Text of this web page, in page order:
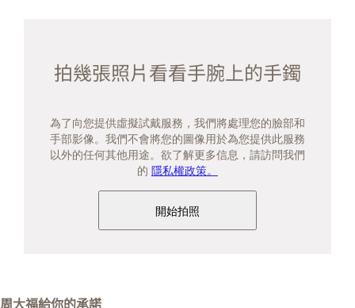
拍幾張照片看看手腕上的手鐲
為了向您提供虛擬試戴服務，我們將處理您的臉部和
手部影像。我們不會將您的圖像用於為您提供此服務
以外的任何其他用途。欲了解更多信息，請訪問我們
的 隱私權政策。
開始拍照
周大福給你的承諾